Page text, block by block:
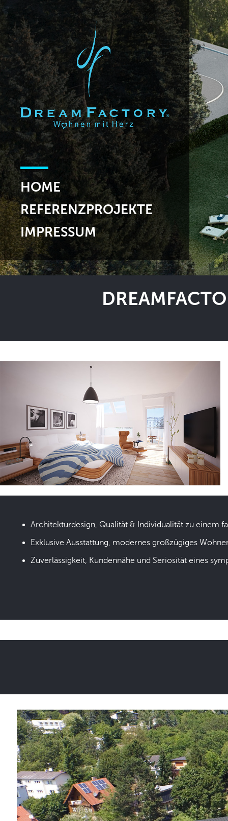
HOME
REFERENZPROJEKTE
IMPRESSUM
Architekturdesign, Qualität & Individualität zu einem
Exklusive Ausstattung, modernes großzügiges
Zuverlässigkeit, Kundennähe und Seriosität eines